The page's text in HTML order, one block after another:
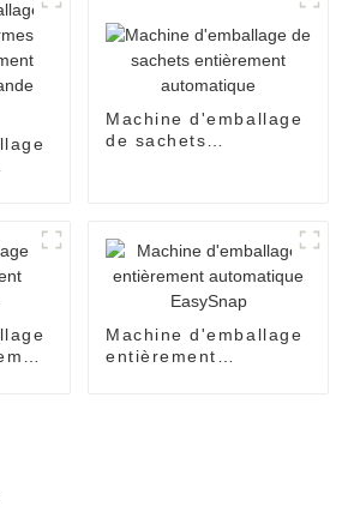
Machine d'emballage
de sachets
Machine d'emballage
entièrement